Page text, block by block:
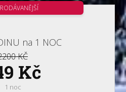
na 1 NOC
KČ
Kč
1 noc